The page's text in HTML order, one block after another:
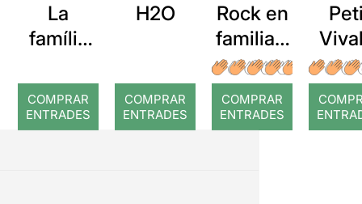
La
família
vèncer
por
COMPRAR
ENTRADES
H2O
COMPRAR
ENTRADES
Rock en
familia: I
love
Rock &
Roll
COMPRAR
ENTRADES